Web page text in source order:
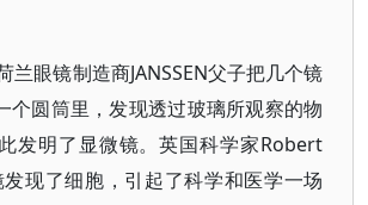
兰眼镜制造商JANSSEN父子把几个镜
个圆筒里，发现透过玻璃所观察的物
发明了显微镜。英国科学家Robert
现了细胞，引起了科学和医学一场